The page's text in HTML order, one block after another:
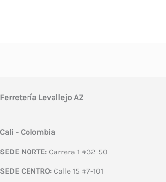
Ferretería Levallejo AZ
Cali - Colombia
SEDE NORTE:Carrera 1 #32-50
SEDE CENTRO:Calle 15 #7-101